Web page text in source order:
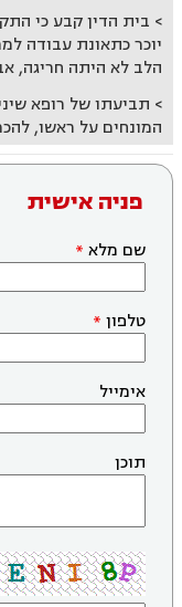
בית הדין קבע כי
יוכר כתאונת עבודה
הלב לא היתה חריגה,
תביעתו של רופא
המונחים על ראשו,
פניה אישית
שם מלא
טלפון
אימייל
תוכן